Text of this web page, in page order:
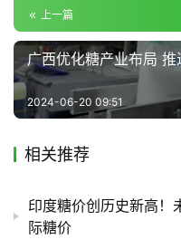
上一篇
广西优化糖产业布局
2024-06-20 09:51
相关推荐
印度糖价创历史新高！
际糖价